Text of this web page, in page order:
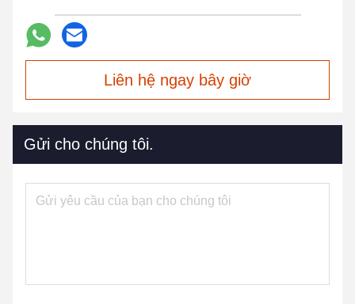
Liên hệ ngay bây giờ
Gửi cho chúng tôi.